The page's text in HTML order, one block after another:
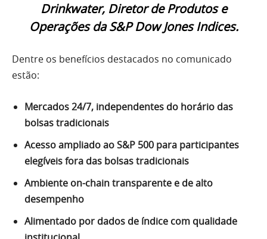
Drinkwater, Diretor de Produtos e
Operações da S&P Dow Jones Indices.
Dentre os benefícios destacados no comunicado
estão:
Mercados 24/7, independentes do horário das
bolsas tradicionais
Acesso ampliado ao S&P 500 para participantes
elegíveis fora das bolsas tradicionais
Ambiente on-chain transparente e de alto
desempenho
Alimentado por dados de índice com qualidade